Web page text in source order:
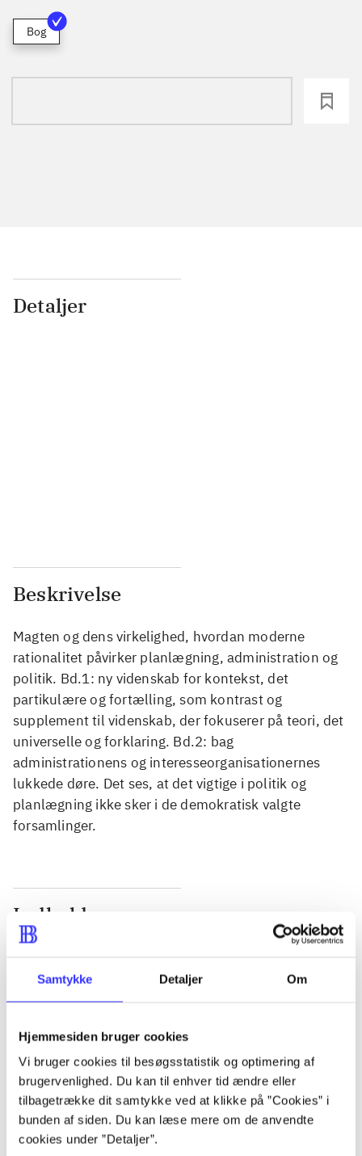
Samtykke Detaljer Om
Hjemmesiden bruger cookies
Vi bruger cookies til besøgsstatistik og optimering af
brugervenlighed. Du kan til enhver tid ændre eller
tilbagetrække dit samtykke ved at klikke på ”Cookies” i
bunden af siden. Du kan læse mere om de anvendte
cookies under ”Detaljer”.
Bog
Detaljer
Beskrivelse
Magten og dens virkelighed, hvordan moderne
rationalitet påvirker planlægning, administration og
politik. Bd.1: ny videnskab for kontekst, det
partikulære og fortælling, som kontrast og
supplement til videnskab, der fokuserer på teori, det
universelle og forklaring. Bd.2: bag
administrationens og interesseorganisationernes
lukkede døre. Det ses, at det vigtige i politik og
planlægning ikke sker i de demokratisk valgte
forsamlinger.
Indhold
Seneste udgave, bog
Bd. 1: Det konkretes videnskab. - 177 s. Bd. 2: Et
Tidsskrift
Artiklen er en del af